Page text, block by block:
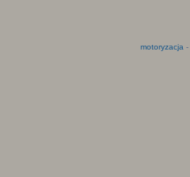
motoryzacja -